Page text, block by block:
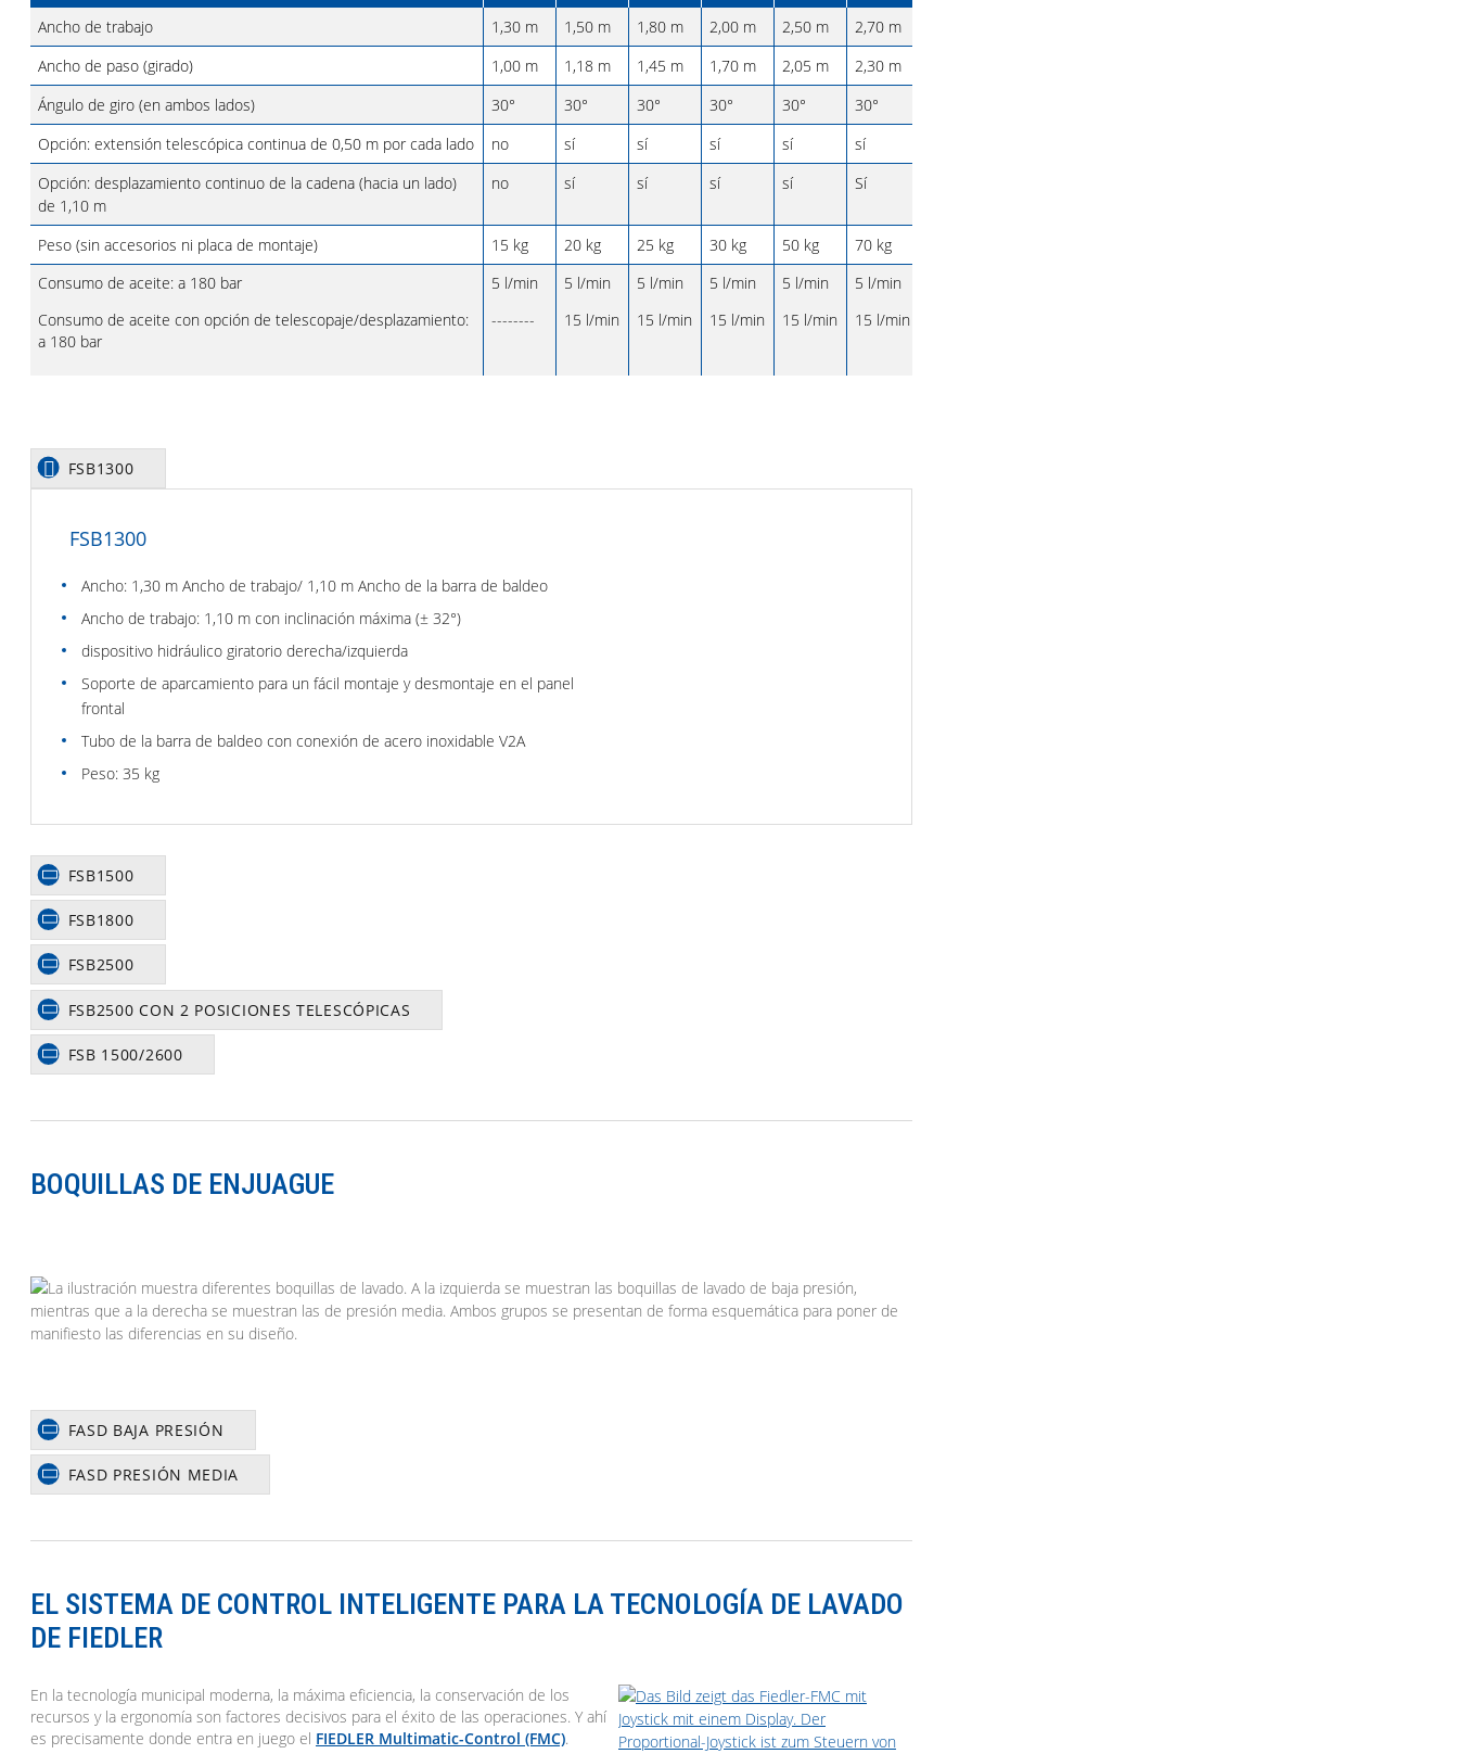
Ancho de trabajo
1,30 m 1,50 m 1,80 m 2,00 m 2,50 m
2,70 m
Ancho de paso (girado)
1,00 m 1,18 m 1,45 m 1,70 m 2,05 m
2,30 m
Ángulo de giro (en ambos lados)
30° 30° 30° 30° 30°
30°
Opción: extensión telescópica continua de 0,50 m por cada lado
no sí sí sí sí
sí
Opción: desplazamiento continuo de la cadena (hacia un lado)
de 1,10 m
no sí sí sí sí Sí
Peso (sin accesorios ni placa de montaje) 15 kg 20 kg 25 kg 30 kg 50 kg
70 kg
Consumo de aceite: a 180 bar
Consumo de aceite con opción de telescopaje/desplazamiento:
a 180 bar
5 l/min
--------
5 l/min
15 l/min
5 l/min
15 l/min
5 l/min
15 l/min
5 l/min
15 l/min
5 l/min
15 l/min
FSB1300
FSB1300
Ancho: 1,30 m Ancho de trabajo/ 1,10 m Ancho de la barra de baldeo
Ancho de trabajo: 1,10 m con inclinación máxima (± 32°)
dispositivo hidráulico giratorio derecha/izquierda
Soporte de aparcamiento para un fácil montaje y desmontaje en el panel
frontal
Tubo de la barra de baldeo con conexión de acero inoxidable V2A
Peso: 35 kg
FSB1500
FSB1800
FSB2500
FSB2500 CON 2 POSICIONES TELESCÓPICAS
FSB 1500/2600
BOQUILLAS DE ENJUAGUE
FASD BAJA PRESIÓN
FASD PRESIÓN MEDIA
EL SISTEMA DE CONTROL INTELIGENTE PARA LA TECNOLOGÍA DE LAVADO
DE FIEDLER
En la tecnología municipal moderna, la máxima eficiencia, la conservación de los
recursos y la ergonomía son factores decisivos para el éxito de las operaciones. Y ahí
es precisamente donde entra en juego el FIEDLER Multimatic-Control (FMC).